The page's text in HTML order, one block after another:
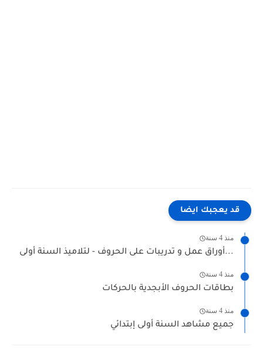
قد يعجبك ايضا
منذ 4 سنة
أوراق عمل و تدريبات على الحروف - لتلاميذ السنة أولى...
منذ 4 سنة
بطاقات الحروف الأبجدية بالحركات
منذ 4 سنة
جميع مشاهد السنة أولى إبتدائي